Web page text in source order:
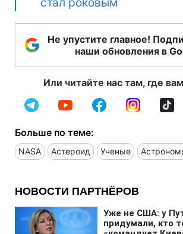
стал роковым
Не упустите главное!
наши обновления в
Или читайте нас там, где
Больше по теме:
NASA Астероид Ученые